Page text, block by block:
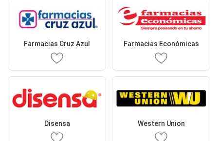
Farmacias Cruz Azul Farmacias Económicas
Disensa Western Union